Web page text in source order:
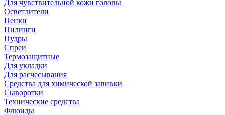
Для чувствительной кожи головы
Осветлители
Пенки
Пилинги
Пудры
Спреи
Термозащитные
Для укладки
Для расчесывания
Средства для химической завивки
Сыворотки
Технические средства
Флюиды